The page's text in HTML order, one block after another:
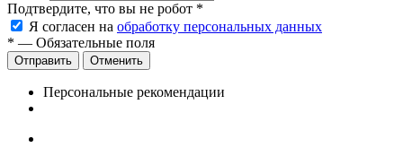
Подтвердите, что вы не робот *
Я согласен на обработку персональных данных
* — Обязательные поля
Отменить
Персональные рекомендации